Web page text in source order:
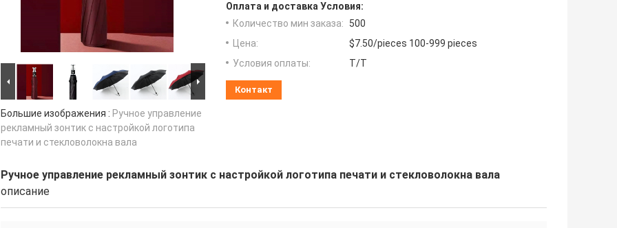
Большие изображения : Ручное управление
рекламный зонтик с настройкой логотипа
печати и стекловолокна вала
Оплата и доставка Условия:
Количество мин заказа:
500
Цена:
$7.50/pieces 100-999 pieces
Условия оплаты:
T/T
Контакт
Ручное управление рекламный зонтик с настройкой логотипа печати и стекловолокна вала
описание